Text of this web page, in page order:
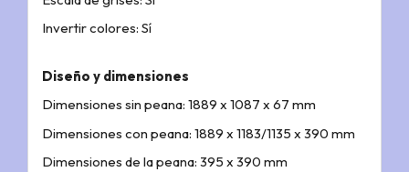
Invertir colores: Sí
Diseño y dimensiones
Dimensiones sin peana: 1889 x 1087 x 67 mm
Dimensiones con peana: 1889 x 1183/1135 x 390 mm
Dimensiones de la peana: 395 x 390 mm